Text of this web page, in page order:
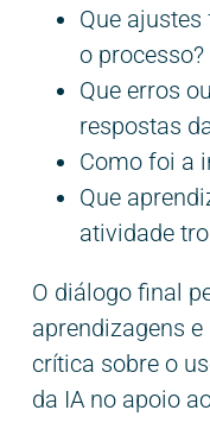
Que
o processo?
Que erros
respostas
Como foi a
Que
atividade
O diálogo final
aprendizagens
crítica sobre o
da IA no apoio